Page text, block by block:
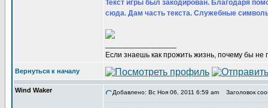
Текст игры был закодирован. Благодаря
сюда. Дам часть текста. Служебные
Если знаешь как прожить жизнь, почему бы не
Вернуться к началу
Wind Waker Добавлено: Вс Ноя 06, 2011 6:59 am Заголовок